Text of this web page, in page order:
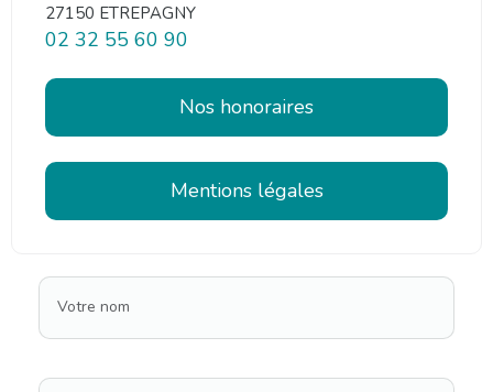
27150 ETREPAGNY
02 32 55 60 90
Nos honoraires
Mentions légales
Votre nom